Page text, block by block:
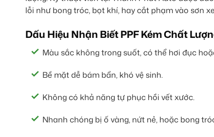
lỗi như bong tróc, bọt khí, hay cắt phạm vào sơn
Dấu Hiệu Nhận Biết PPF Kém Chất
Màu sắc không trong suốt, có thể hơi đục
Bề mặt dễ bám bẩn, khó vệ sinh.
Không có khả năng tự phục hồi vết xước.
Nhanh chóng bị ố vàng, nứt nẻ, hoặc bong